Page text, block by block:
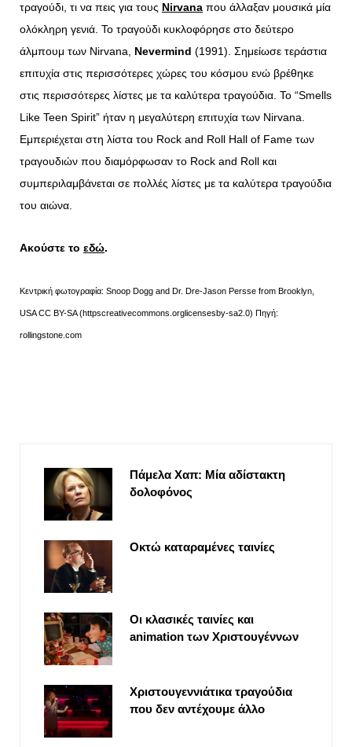
τραγούδι, τι να πεις για τους Nirvana που άλλαξαν μουσικά μία
ολόκληρη γενιά. Το τραγούδι κυκλοφόρησε στο δεύτερο
άλμπουμ των Nirvana, Nevermind (1991). Σημείωσε τεράστια
επιτυχία στις περισσότερες χώρες του κόσμου ενώ βρέθηκε
στις περισσότερες λίστες με τα καλύτερα τραγούδια. Το “Smells
Like Teen Spirit” ήταν η μεγαλύτερη επιτυχία των Nirvana.
Εμπεριέχεται στη λίστα του Rock and Roll Hall of Fame των
τραγουδιών που διαμόρφωσαν το Rock and Roll και
συμπεριλαμβάνεται σε πολλές λίστες με τα καλύτερα τραγούδια
του αιώνα.
Ακούστε το εδώ.
Κεντρική φωτογραφία: Snoop Dogg and Dr. Dre-Jason Persse from Brooklyn,
USA CC BY-SA (httpscreativecommons.orglicensesby-sa2.0) Πηγή:
rollingstone.com
Πάμελα Χαπ: Μία αδίστακτη
δολοφόνος
Οκτώ καταραμένες ταινίες
Οι κλασικές ταινίες και
animation των Χριστουγέννων
Χριστουγεννιάτικα τραγούδια
που δεν αντέχουμε άλλο